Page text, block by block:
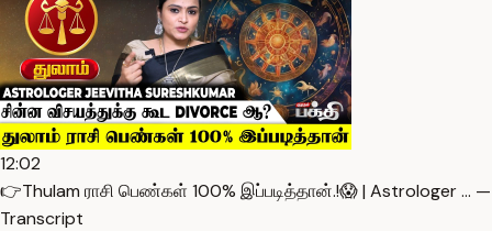
12:02
👉Thulam ராசி பெண்கள் 100% இப்படித்தான்.!😱 | Astrologer … —
Transcript